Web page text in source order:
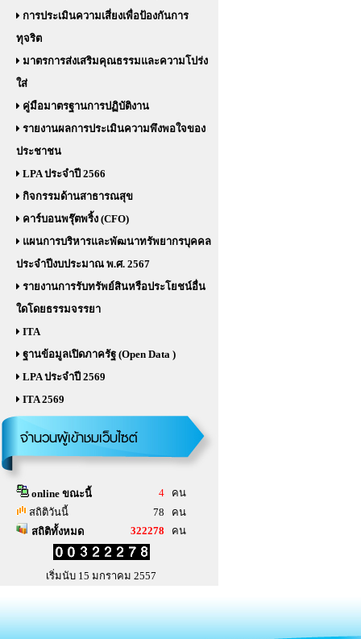
การประเมินความเสี่ยงเพื่อป้องกันการ
ทุจริต
มาตรการส่งเสริมคุณธรรมและความโปร่ง
ใส่
คู่มือมาตรฐานการปฏิบัติงาน
รายงานผลการประเมินความพึงพอใจของ
ประชาชน
LPA ประจำปี 2566
กิจกรรมด้านสาธารณสุข
คาร์บอนพรุ๊ตพริ้ง (CFO)
แผนการบริหารและพัฒนาทรัพยากรบุคคล
ประจำปีงบประมาณ พ.ศ. 2567
รายงานการรับทรัพย์สินหรือประโยชน์อื่น
ใดโดยธรรมจรรยา
ITA
ฐานข้อมูลเปิดภาครัฐ (Open Data )
LPA ประจำปี 2569
ITA 2569
จำนวนผู้เข้าชมเว็บไซต์
online ขณะนี้ 4 คน
สถิติวันนี้
78 คน
สถิติทั้งหมด
322278 คน
เริ่มนับ 15 มกราคม 2557